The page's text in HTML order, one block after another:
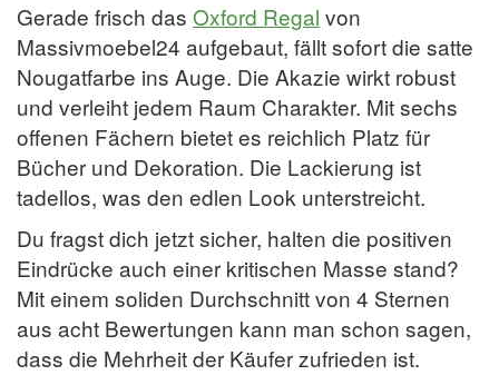
Gerade frisch das Oxford Regal von
Massivmoebel24 aufgebaut, fällt sofort die satte
Nougatfarbe ins Auge. Die Akazie wirkt robust
und verleiht jedem Raum Charakter. Mit sechs
offenen Fächern bietet es reichlich Platz für
Bücher und Dekoration. Die Lackierung ist
tadellos, was den edlen Look unterstreicht.
Du fragst dich jetzt sicher, halten die positiven
Eindrücke auch einer kritischen Masse stand?
Mit einem soliden Durchschnitt von 4 Sternen
aus acht Bewertungen kann man schon sagen,
dass die Mehrheit der Käufer zufrieden ist.